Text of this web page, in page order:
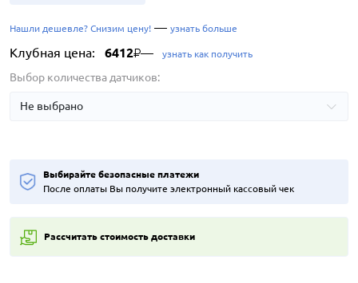
Нашли дешевле? Снизим цену! — узнать больше
Клубная цена: 6412₽— узнать как получить
Выбор количества датчиков:
Выбирайте безопасные платежи
После оплаты Вы получите электронный кассовый чек
Рассчитать стоимость доставки